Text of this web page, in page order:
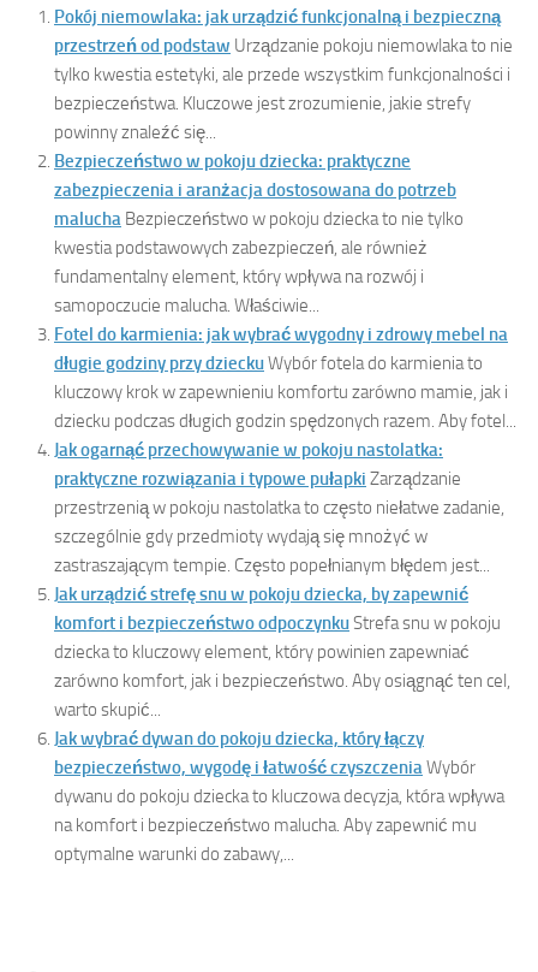
Pokój niemowlaka: jak urządzić funkcjonalną i bezpieczną
przestrzeń od podstaw Urządzanie pokoju niemowlaka to nie
tylko kwestia estetyki, ale przede wszystkim funkcjonalności i
bezpieczeństwa. Kluczowe jest zrozumienie, jakie strefy
powinny znaleźć się...
Bezpieczeństwo w pokoju dziecka: praktyczne
zabezpieczenia i aranżacja dostosowana do potrzeb
malucha Bezpieczeństwo w pokoju dziecka to nie tylko
kwestia podstawowych zabezpieczeń, ale również
fundamentalny element, który wpływa na rozwój i
samopoczucie malucha. Właściwie...
Fotel do karmienia: jak wybrać wygodny i zdrowy mebel na
długie godziny przy dzieckuWybór fotela do karmienia to
kluczowy krok w zapewnieniu komfortu zarówno mamie, jak i
dziecku podczas długich godzin spędzonych razem. Aby fotel...
Jak ogarnąć przechowywanie w pokoju nastolatka:
praktyczne rozwiązania i typowe pułapki Zarządzanie
przestrzenią w pokoju nastolatka to często niełatwe zadanie,
szczególnie gdy przedmioty wydają się mnożyć w
zastraszającym tempie. Często popełnianym błędem jest...
Jak urządzić strefę snu w pokoju dziecka, by zapewnić
komfort i bezpieczeństwo odpoczynkuStrefa snu w pokoju
dziecka to kluczowy element, który powinien zapewniać
zarówno komfort, jak i bezpieczeństwo. Aby osiągnąć ten cel,
warto skupić...
Jak wybrać dywan do pokoju dziecka, który łączy
bezpieczeństwo, wygodę i łatwość czyszczeniaWybór
dywanu do pokoju dziecka to kluczowa decyzja, która wpływa
na komfort i bezpieczeństwo malucha. Aby zapewnić mu
optymalne warunki do zabawy,...